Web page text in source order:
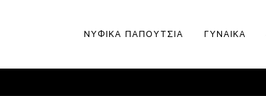
ΝΥΦΙΚΑ ΠΑΠΟΥΤΣΙΑ ΓΥΝΑΙΚΑ